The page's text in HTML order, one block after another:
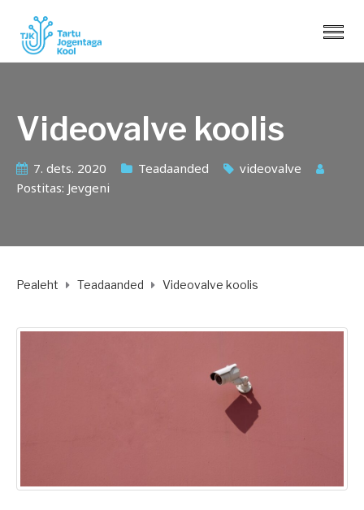
Videovalve koolis
7. dets. 2020 Teadaanded
videovalve
Postitas: Jevgeni
Pealeht Teadaanded Videovalve koolis